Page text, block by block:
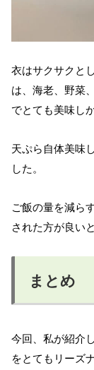
衣はサクサクと
は、海老、野菜
でとても美味し
天ぷら自体美味
した。
ご飯の量を減ら
された方が良い
まとめ
今回、私が紹介
をとてもリーズ